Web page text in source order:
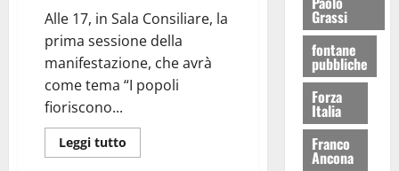
Alle 17, in Sala Consiliare, la
prima sessione della
manifestazione, che avrà
come tema “I popoli
fioriscono...
Leggi tutto
Grassi
fontane
pubbliche
Forza
Italia
Franco
Ancona